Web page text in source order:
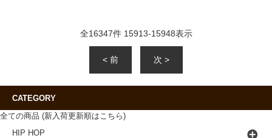
全16347件 15913-15948表示
< 前 次 >
CATEGORY
全ての商品 (新入荷更新順はこちら)
HIP HOP